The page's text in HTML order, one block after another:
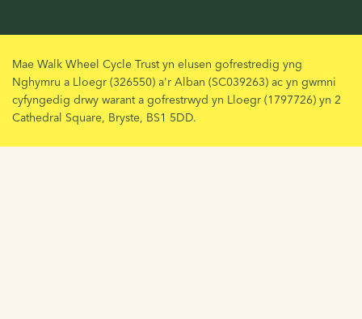
Mae Walk Wheel Cycle Trust yn elusen gofrestredig yng
Nghymru a Lloegr (326550) a'r Alban (SC039263) ac yn gwmni
cyfyngedig drwy warant a gofrestrwyd yn Lloegr (1797726) yn 2
Cathedral Square, Bryste, BS1 5DD.